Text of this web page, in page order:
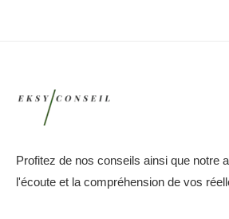
Profitez de nos conseils ainsi que notre
l'écoute et la compréhension de vos